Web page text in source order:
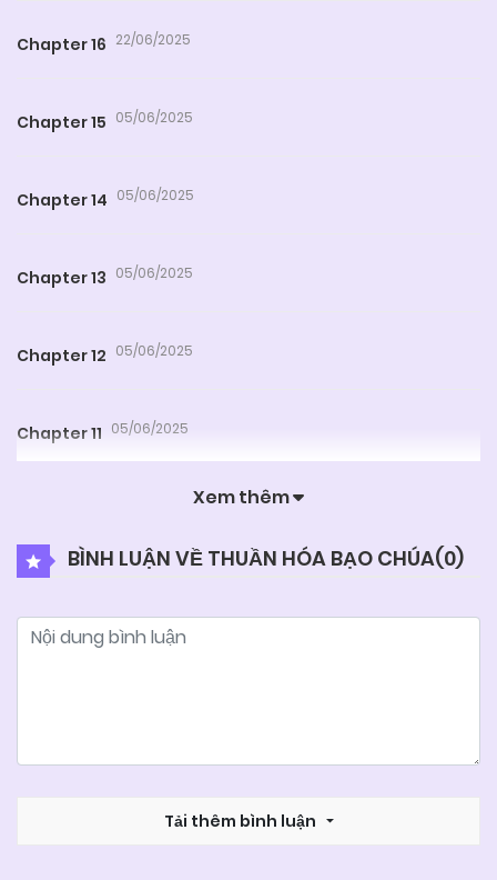
Chapter 16 22/06/2025
Chapter 15 05/06/2025
Chapter 14 05/06/2025
Chapter 13 05/06/2025
Chapter 12 05/06/2025
Chapter 11 05/06/2025
05/06/2025
05/06/2025
Xem thêm
BÌNH LUẬN VỀ THUẦN HÓA BẠO CHÚA(0)
Tải thêm bình luận